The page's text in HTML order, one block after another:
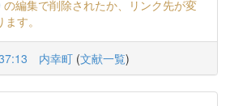
の編集で削除されたか、リンク先が変
す。
内幸町 (文献一覧)